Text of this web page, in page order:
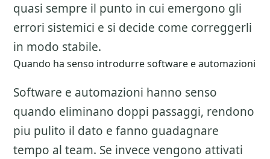
quasi sempre il punto in cui emergono gli
errori sistemici e si decide come correggerli
in modo stabile.
Quando ha senso introdurre software e automazioni
Software e automazioni hanno senso
quando eliminano doppi passaggi, rendono
piu pulito il dato e fanno guadagnare
tempo al team. Se invece vengono attivati